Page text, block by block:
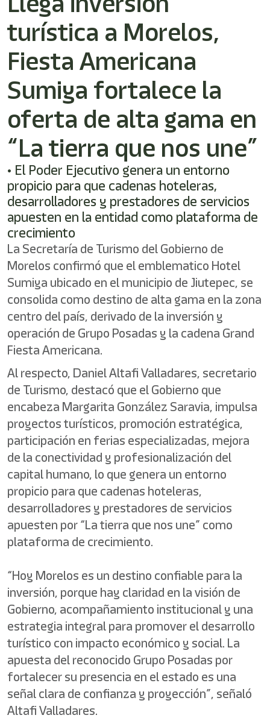
Este
acceso
directo
lector
de
pantalla
ayudarle
navegar
interactuar
con
contenido.
turística a Morelos,
Fiesta Americana
Sumiya fortalece la
oferta de alta gama en
“La tierra que nos une”
• El Poder Ejecutivo genera un entorno
propicio para que cadenas hoteleras,
desarrolladores y prestadores de servicios
apuesten en la entidad como plataforma de
crecimiento
La Secretaría de Turismo del Gobierno de
Morelos confirmó que el emblematico Hotel
Sumiya ubicado en el municipio de Jiutepec, se
consolida como destino de alta gama en la zona
centro del país, derivado de la inversión y
operación de Grupo Posadas y la cadena Grand
Fiesta Americana.
Al respecto, Daniel Altafi Valladares, secretario
de Turismo, destacó que el Gobierno que
encabeza Margarita González Saravia, impulsa
proyectos turísticos, promoción estratégica,
participación en ferias especializadas, mejora
de la conectividad y profesionalización del
capital humano, lo que genera un entorno
propicio para que cadenas hoteleras,
desarrolladores y prestadores de servicios
apuesten por “La tierra que nos une” como
plataforma de crecimiento.
“Hoy Morelos es un destino confiable para la
inversión, porque hay claridad en la visión de
Gobierno, acompañamiento institucional y una
estrategia integral para promover el desarrollo
turístico con impacto económico y social. La
apuesta del reconocido Grupo Posadas por
fortalecer su presencia en el estado es una
señal clara de confianza y proyección”, señaló
Altafi Valladares.